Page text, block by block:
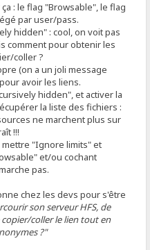
: le flag "Browsable", le flag
par user/pass.
hidden" : cool, on voit pas
comment pour obtenir les
coller ?
(on a un joli message
avoir les liens.
hidden", et activer la
la liste des fichiers :
ne marchent plus sur
!!!
mettre "Ignore limits" et
et/ou cochant
pas.
chez les devs pour s'être
son serveur HFS, de
coller le lien tout en
?"